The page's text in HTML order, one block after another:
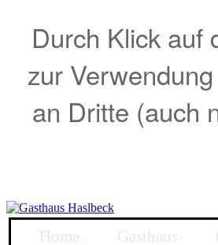
Durch Klick auf
zur
an Dritte (auch
Home Gasthaus